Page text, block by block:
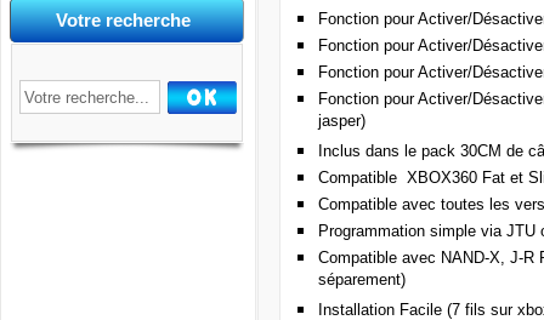
Votre recherche
Fonction pour Activer/
Fonction pour Activer/
Fonction pour Activer/
Fonction pour Activer/
jasper)
Inclus dans le pack 30CM de
Compatible XBOX360 Fat et
Compatible avec toutes les
Programmation simple via JTU
Compatible avec NAND-X, J-R
séparement)
Installation Facile (7 fils sur